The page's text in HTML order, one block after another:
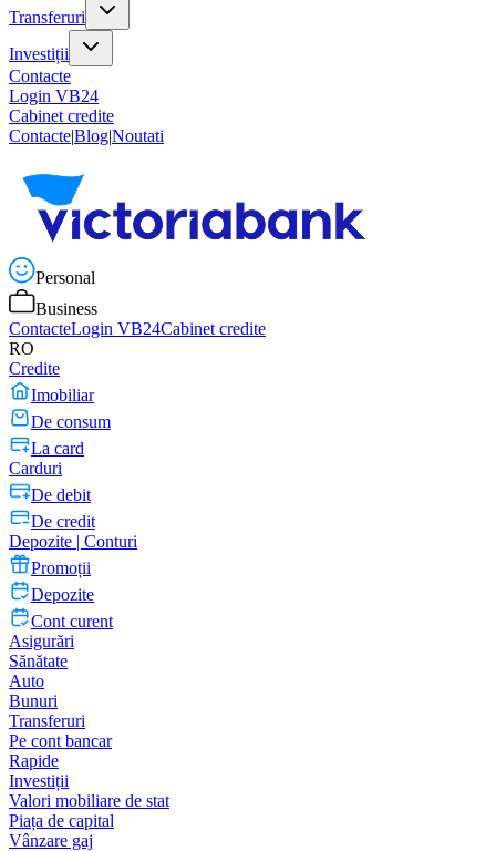
Transferuri
Investiții
Contacte
Login VB24
Cabinet credite
Contacte|Blog|Noutati
Personal
Business
ContacteLogin VB24Cabinet credite
RO
Credite
Imobiliar
De consum
La card
Carduri
De debit
De credit
Depozite | Conturi
Promoții
Depozite
Cont curent
Asigurări
Sănătate
Auto
Bunuri
Transferuri
Pe cont bancar
Rapide
Investiții
Valori mobiliare de stat
Piața de capital
Vânzare gaj